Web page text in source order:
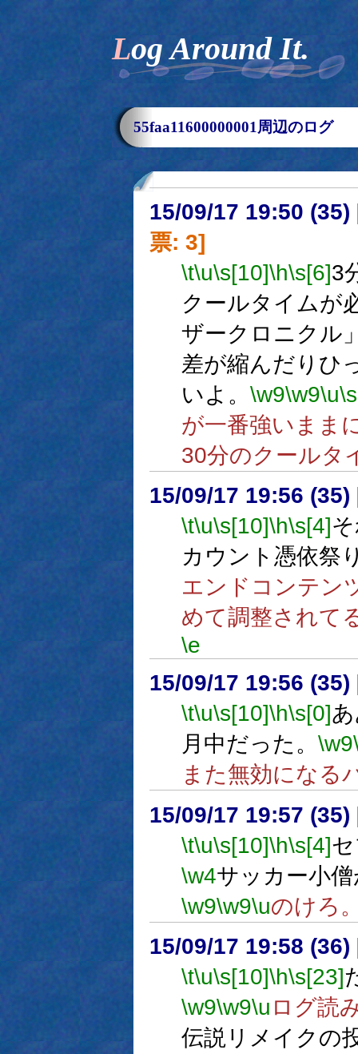
Log Around It.
55faa11600000001周辺のログ
15/09/17 19:50 (35)
票: 3]
\t\u\s[10]\h\s[6]3
クールタイムが
ザークロニクル
差が縮んだりひ
いよ。 \w9\w9\u
が一番強いまま
30分のクールタ
15/09/17 19:56 (35)
\t\u\s[10]\h\s[4]
カウント憑依祭
エンドコンテン
めて調整されて
\e
15/09/17 19:56 (35)
\t\u\s[10]\h\s[0]
月中だった。 \w9
また無効になる
15/09/17 19:57 (35)
\t\u\s[10]\h\s[4]
\w4サッカー小
\w9\w9\uのけろ
15/09/17 19:58 (36)
\t\u\s[10]\h\s[23]
\w9\w9\u ログ読
伝説リメイクの